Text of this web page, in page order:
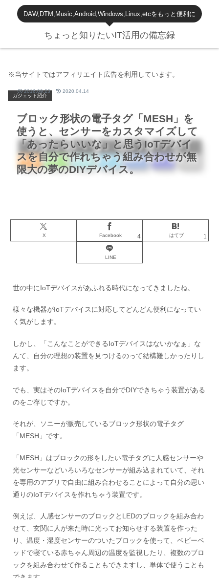
DAW,DTM,Music,Android,Windows,Linux,etcをもっと便利に
ちょっと知りたいIT活用の備忘録
ブロック形状の電子タグ「MESH」を
使うと、センサーをカスタマイズして
「あったらいいな」と思うIoTデバイ
スを自分で作れちゃう組み合わせが無
限大の夢のDIYデバイス。
※当サイトではアフィリエイト広告を利用しています。
ガジェット紹介
X Facebook 4 はてブ 1
LINE
2016.09.23 2020.04.14
世の中にIoTデバイスがあふれる時代になってきましたね。
様々な機器がIoTデバイスに対応してどんどん便利になってい
く気がします。
しかし、「こんなことができるIoTデバイスはないかなぁ」な
んて、自分の理想の装置を見つけるのって結構難しかったりし
ます。
でも、実はそのIoTデバイスを自分でDIYできちゃう装置がある
のをご存じですか。
それが、ソニーが販売しているブロック形状の電子タグ
「MESH」です。
「MESH」はブロックの形をしたい電子タグに人感センサーや
光センサーなどいろいろなセンサーが組み込まれていて、それ
を専用のアプリで自由に組み合わせることによって自分の思い
通りのIoTデバイスを作れちゃう装置です。
例えば、人感センサーのブロックとLEDのブロックを組み合わ
せて、玄関に人が来た時に光ってお知らせする装置を作った
り、温度・湿度センサーのついたブロックを使って、ベビーベ
ッドで寝ている赤ちゃん周辺の温度を監視したり、複数のブロ
ックを組み合わせて作ることもできますし、単体で使うことも